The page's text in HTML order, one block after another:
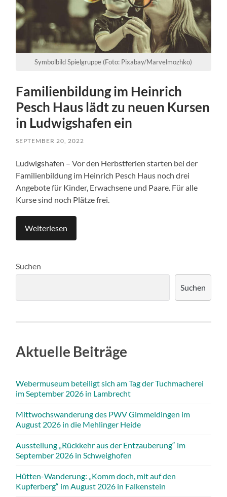
Symbolbild Spielgruppe (Foto: Pixabay/Marvelmozhko)
Familienbildung im Heinrich
Pesch Haus lädt zu neuen Kursen
in Ludwigshafen ein
SEPTEMBER 20, 2022
Ludwigshafen – Vor den Herbstferien starten bei der
Familienbildung im Heinrich Pesch Haus noch drei
Angebote für Kinder, Erwachsene und Paare. Für alle
Kurse sind noch Plätze frei.
Weiterlesen
Suchen
Suchen
Aktuelle Beiträge
Webermuseum beteiligt sich am Tag der Tuchmacherei
im September 2026 in Lambrecht
Mittwochswanderung des PWV Gimmeldingen im
August 2026 in die Mehlinger Heide
Ausstellung „Rückkehr aus der Entzauberung“ im
September 2026 in Schweighofen
Hütten-Wanderung: „Komm doch, mit auf den
Kupferberg“ im August 2026 in Falkenstein